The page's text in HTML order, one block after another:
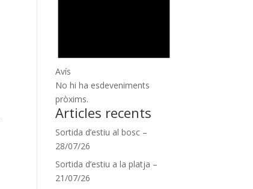
Avís
No hi ha esdeveniments
pròxims.
Articles recents
Sortida d’estiu al bosc –
28/07/26
Sortida d’estiu a la platja –
21/07/26